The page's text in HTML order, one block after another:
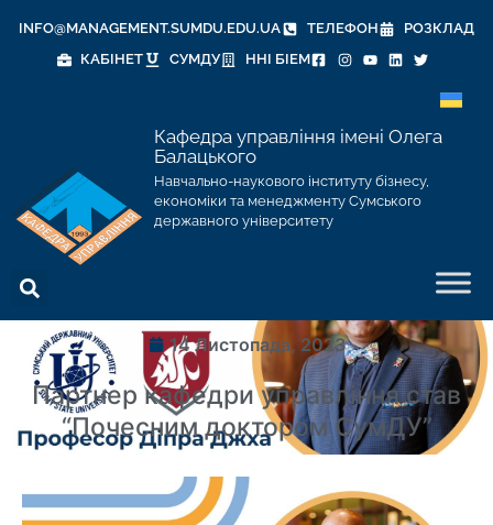
INFO@MANAGEMENT.SUMDU.EDU.UA ТЕЛЕФОН
РОЗКЛАД
КАБІНЕТ
СУМДУ ННІ БІЕМ
Кафедра управління імені Олега
Балацького
Навчально-наукового інституту бізнесу,
економіки та менеджменту Сумського
державного університету
14 Листопада, 2023
Партнер кафедри управління став
“Почесним доктором СумДУ”